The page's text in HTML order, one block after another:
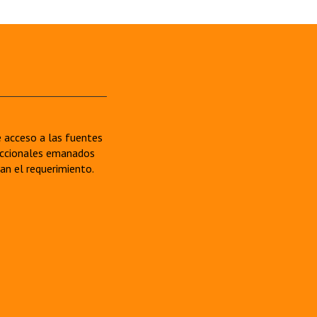
acceso a las fuentes
emanados
el requerimiento.